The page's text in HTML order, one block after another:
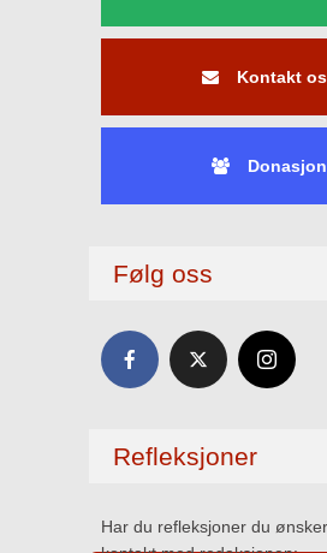
Kontakt
Donasjon
Følg oss
Refleksjoner
Har du refleksjoner du